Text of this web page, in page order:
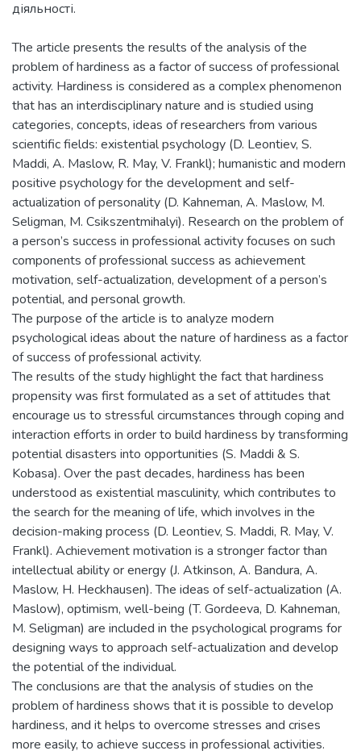
The article presents the results of the analysis of the
problem of hardiness as a factor of success of professional
activity. Hardiness is considered as a complex phenomenon
that has an interdisciplinary nature and is studied using
categories, concepts, ideas of researchers from various
scientific fields: existential psychology (D. Leontiev, S.
Maddi, A. Maslow, R. May, V. Frankl); humanistic and modern
positive psychology for the development and self-
actualization of personality (D. Kahneman, A. Maslow, M.
Seligman, M. Csikszentmihalyi). Research on the problem of
a person’s success in professional activity focuses on such
components of professional success as achievement
motivation, self-actualization, development of a person’s
potential, and personal growth.
The purpose of the article is to analyze modern
psychological ideas about the nature of hardiness as a factor
of success of professional activity.
The results of the study highlight the fact that hardiness
propensity was first formulated as a set of attitudes that
encourage us to stressful circumstances through coping and
interaction efforts in order to build hardiness by transforming
potential disasters into opportunities (S. Maddi & S.
Kobasa). Over the past decades, hardiness has been
understood as existential masculinity, which contributes to
the search for the meaning of life, which involves in the
decision-making process (D. Leontiev, S. Maddi, R. May, V.
Frankl). Achievement motivation is a stronger factor than
intellectual ability or energy (J. Atkinson, A. Bandura, A.
Maslow, H. Heckhausen). The ideas of self-actualization (A.
Maslow), optimism, well-being (T. Gordeeva, D. Kahneman,
M. Seligman) are included in the psychological programs for
designing ways to approach self-actualization and develop
the potential of the individual.
The conclusions are that the analysis of studies on the
problem of hardiness shows that it is possible to develop
hardiness, and it helps to overcome stresses and crises
more easily, to achieve success in professional activities.